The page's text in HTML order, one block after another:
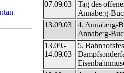
07.09.03
Tag des
Annaberg-
13.09.03
4. Annaberg-
Annaberg-
13.09.-
14.09.03
5.